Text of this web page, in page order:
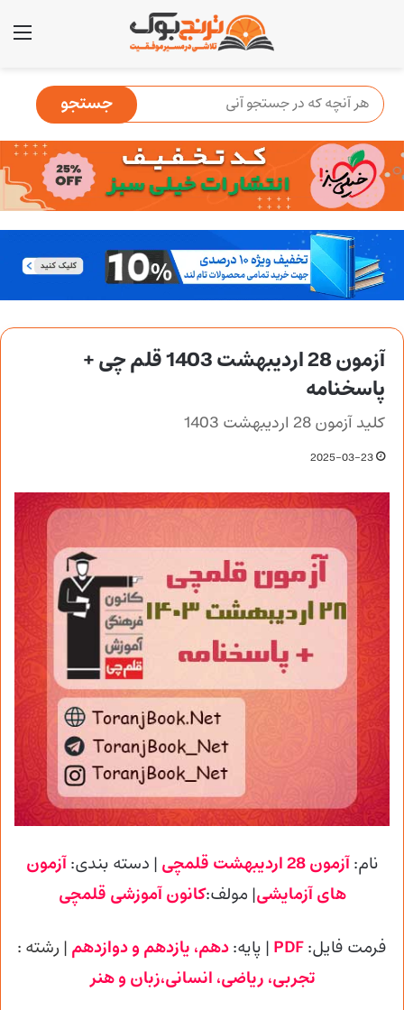
آزمون 28 اردیبهشت 1403 قلم چی +
پاسخنامه
کلید آزمون 28 اردیبهشت 1403
2025-03-23
نام:آزمون 28 اردیبهشت قلمچی | دسته بندی:آزمون
های آزمایشی| مولف:کانون آموزشی قلمچی
فرمت فایل:PDF | پایه:دهم، یازدهم و دوازدهم | رشته :
تجربی، ریاضی، انسانی،زبان و هنر